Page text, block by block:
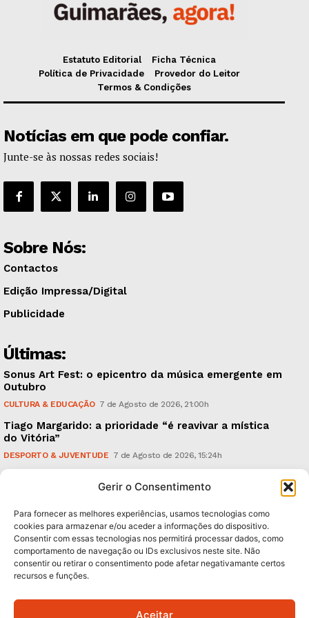
Gerir o Consentimento
Para fornecer as melhores experiências, usamos tecnologias como
cookies para armazenar e/ou aceder a informações do dispositivo.
Consentir com essas tecnologias nos permitirá processar dados, como
comportamento de navegação ou IDs exclusivos neste site. Não
consentir ou retirar o consentimento pode afetar negativamante certos
recursos e funções.
Aceitar
Estatuto Editorial
Ficha Técnica
Política de Privacidade
Provedor do Leitor
Termos & Condições
Notícias em que pode confiar.
Junte-se às nossas redes sociais!
Sobre Nós:
Contactos
Edição Impressa/Digital
Publicidade
Últimas:
Sonus Art Fest: o epicentro da música emergente em
Outubro
CULTURA & EDUCAÇÃO 7 de Agosto de 2026, 21:00h
Tiago Margarido: a prioridade “é reavivar a mística
do Vitória”
DESPORTO & JUVENTUDE 7 de Agosto de 2026, 15:24h
caudais e antecipa situações de risco
Subscreva Newsletter: